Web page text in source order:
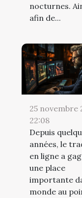
nocturnes.
afin de...
25 novembre
22:08
Depuis
années, le
en ligne a
une place
importante
monde au